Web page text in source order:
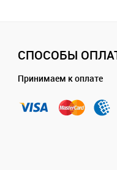
СПОСОБЫ
Принимаем к оплате